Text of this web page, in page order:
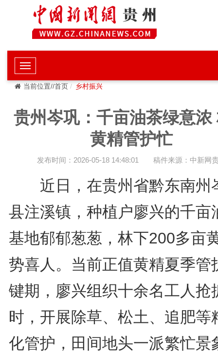
当前位置//首页 乡村振兴
贵州岑巩：千亩油茶绿意浓
黄精管护忙
发布时间：2026-05-18 14:48:01 稿件来源：中新网
近日，在贵州省黔东南州
县注溪镇，种植户廖兴的千亩
基地郁郁葱葱，林下200多亩
势喜人。当前正值黄精夏季管
键期，廖兴组织十余名工人抢
时，开展除草、松土、追肥等
化管护，田间地头一派繁忙景